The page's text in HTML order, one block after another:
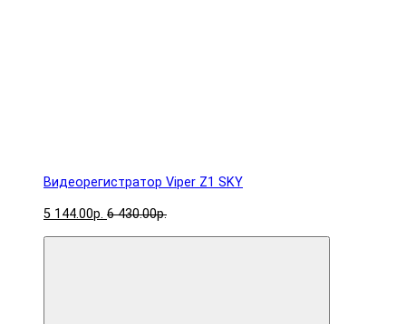
Видеорегистратор Viper Z1 SKY
5 144.00р. 6 430.00р.